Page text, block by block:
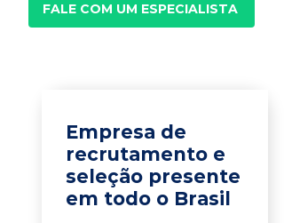
FALE COM UM ESPECIALISTA
Empresa de
recrutamento e
seleção presente
em todo o Brasil